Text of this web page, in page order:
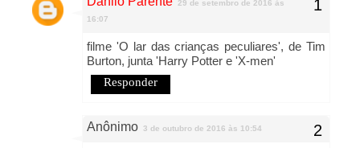
29 de setembro de 2016 às
16:07
filme 'O lar das crianças peculiares', de Tim
Burton, junta 'Harry Potter e 'X-men'
Responder
Anônimo 3 de outubro de 2016 às 10:54